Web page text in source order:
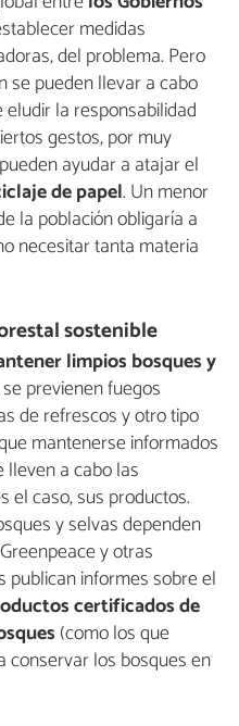
medidas
del problema. Pero
se pueden llevar a cabo
la responsabilidad
gestos, por muy
ayudar a atajar el
de papel. Un menor
la población obligaría a
necesitar tanta materia
sostenible
limpios bosques y
previenen fuegos
de refrescos y otro tipo
mantenerse informados
a cabo las
el caso, sus productos.
y selvas dependen
y otras
publican informes sobre el
certificados de
(como los que
conservar los bosques en